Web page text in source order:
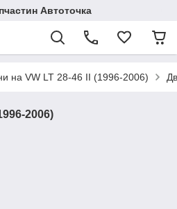
Автоточка
на VW LT 28-46 II (1996-2006)
2006)